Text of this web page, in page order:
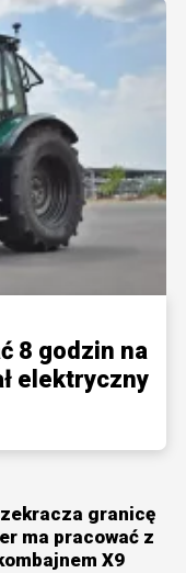
8 godzin na
elektryczny
granicę
ma pracować z
X9